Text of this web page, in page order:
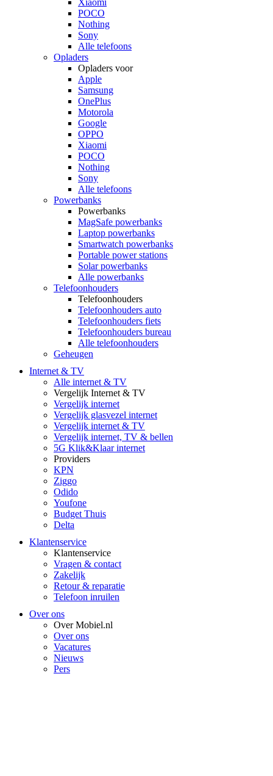
Xiaomi
POCO
Nothing
Sony
Alle telefoons
Opladers
Opladers voor
Apple
Samsung
OnePlus
Motorola
Google
OPPO
Xiaomi
POCO
Nothing
Sony
Alle telefoons
Powerbanks
Powerbanks
MagSafe powerbanks
Laptop powerbanks
Smartwatch powerbanks
Portable power stations
Solar powerbanks
Alle powerbanks
Telefoonhouders
Telefoonhouders
Telefoonhouders auto
Telefoonhouders fiets
Telefoonhouders bureau
Alle telefoonhouders
Geheugen
Internet & TV
Alle internet & TV
Vergelijk Internet & TV
Vergelijk internet
Vergelijk glasvezel internet
Vergelijk internet & TV
Vergelijk internet, TV & bellen
5G Klik&Klaar internet
Providers
KPN
Ziggo
Odido
Youfone
Budget Thuis
Delta
Klantenservice
Klantenservice
Vragen & contact
Zakelijk
Retour & reparatie
Telefoon inruilen
Over ons
Over Mobiel.nl
Over ons
Vacatures
Nieuws
Pers